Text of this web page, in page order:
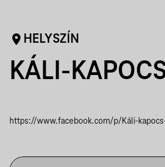
HELYSZÍN
KÁLI-
https://www.facebook.com/p/Káli-